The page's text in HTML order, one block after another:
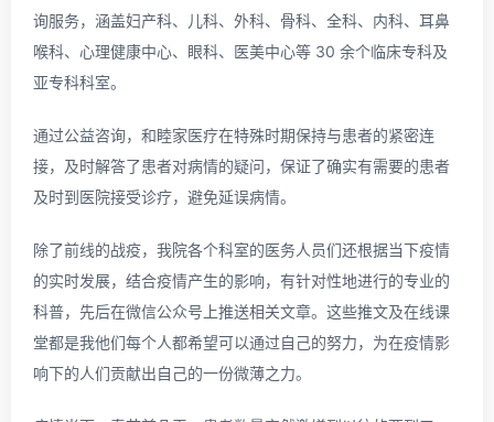
询服务，涵盖妇产科、儿科、外科、骨科、全科、内科、耳鼻
喉科、心理健康中心、眼科、医美中心等 30 余个临床专科及
亚专科科室。
通过公益咨询，和睦家医疗在特殊时期保持与患者的紧密连
接，及时解答了患者对病情的疑问，保证了确实有需要的患者
及时到医院接受诊疗，避免延误病情。
除了前线的战疫，我院各个科室的医务人员们还根据当下疫情
的实时发展，结合疫情产生的影响，有针对性地进行的专业的
科普，先后在微信公众号上推送相关文章。这些推文及在线课
堂都是我他们每个人都希望可以通过自己的努力，为在疫情影
响下的人们贡献出自己的一份微薄之力。